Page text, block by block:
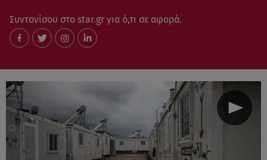
Συντονίσου στο star.gr για ό,τι σε αφορά.